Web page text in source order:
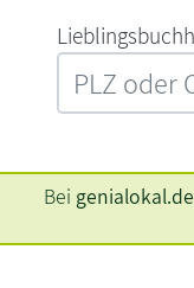
Bei genialokal.de